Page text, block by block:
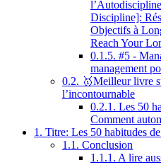
Discipline]:
Objectifs à
Reach Your
0.1.5. #5 -
management
0.2. 🥇Meilleur livre
l’incontournable
0.2.1. Les 50
Comment
1. Titre: Les 50 habitudes
1.1. Conclusion
1.1.1. A lire